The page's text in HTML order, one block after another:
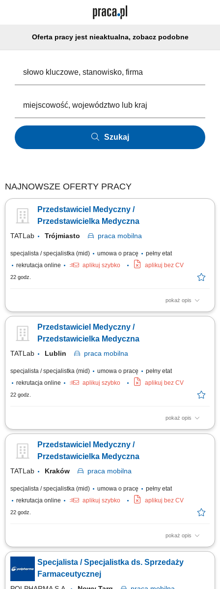
Oferta pracy jest nieaktualna, zobacz podobne
Szukaj
NAJNOWSZE OFERTY PRACY
Przedstawiciel Medyczny /
Przedstawicielka Medyczna
TATLab Trójmiasto praca mobilna
specjalista / specjalistka (mid) umowa o pracę
pełny etat
rekrutacja online
aplikuj szybko aplikuj bez CV
22 godz.
pokaż opis
Na czym polega praca: Osoba na tym stanowisku wspiera istniejącą i
portfolio firmy. Twój zakres obowiązków: Aktywne pozyskiwanie nowych
klientów oraz sprzedaż systemów diagnostycznych marek Roche,
Przedstawiciel Medyczny /
Przedstawicielka Medyczna
TATLab Lublin praca mobilna
specjalista / specjalistka (mid) umowa o pracę
pełny etat
rekrutacja online
aplikuj szybko aplikuj bez CV
22 godz.
pokaż opis
Na czym polega praca: Osoba na tym stanowisku wspiera istniejącą i
portfolio firmy. Twój zakres obowiązków: Aktywne pozyskiwanie nowych
klientów oraz sprzedaż systemów diagnostycznych marek Roche,
Przedstawiciel Medyczny /
Przedstawicielka Medyczna
TATLab Kraków praca mobilna
specjalista / specjalistka (mid) umowa o pracę
pełny etat
rekrutacja online
aplikuj szybko aplikuj bez CV
22 godz.
pokaż opis
Na czym polega praca: Osoba na tym stanowisku wspiera istniejącą i
generuje nową sprzedaż produktów medycznych znajdujących się w
portfolio firmy. Twój zakres obowiązków: Aktywne pozyskiwanie nowych
klientów oraz sprzedaż systemów diagnostycznych marek Roche,
Randox, Nihon Kohden....
Specjalista / Specjalistka ds. Sprzedaży
Farmaceutycznej